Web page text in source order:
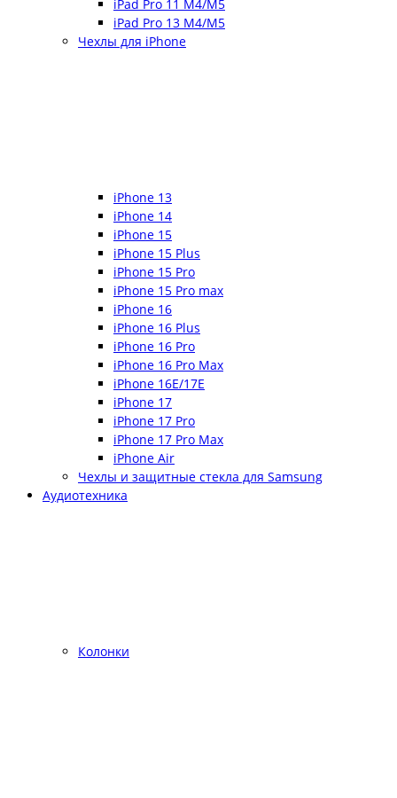
iPad Pro 11 M4/M5
iPad Pro 13 M4/M5
Чехлы для iPhone
iPhone 13
iPhone 14
iPhone 15
iPhone 15 Plus
iPhone 15 Pro
iPhone 15 Pro max
iPhone 16
iPhone 16 Plus
iPhone 16 Pro
iPhone 16 Pro Max
iPhone 16E/17E
iPhone 17
iPhone 17 Pro
iPhone 17 Pro Max
iPhone Air
Чехлы и защитные стекла для Samsung
Аудиотехника
Колонки